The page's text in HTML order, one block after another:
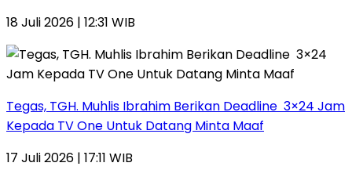
18 Juli 2026 | 12:31 WIB
Tegas, TGH. Muhlis Ibrahim Berikan Deadline 3×24 Jam
Kepada TV One Untuk Datang Minta Maaf
17 Juli 2026 | 17:11 WIB